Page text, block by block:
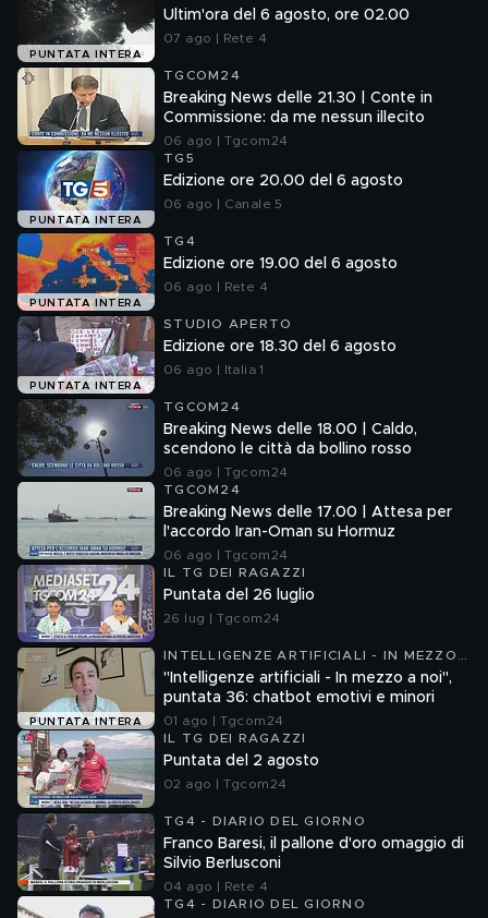
PUNTATA INTERA
Ultim'ora del 6 agosto, ore 02.00
07 ago | Rete 4
TGCOM24
Breaking News delle 21.30 | Conte in
Commissione: da me nessun illecito
06 ago | Tgcom24
PUNTATA INTERA
TG5
Edizione ore 20.00 del 6 agosto
06 ago | Canale 5
PUNTATA INTERA
TG4
Edizione ore 19.00 del 6 agosto
06 ago | Rete 4
PUNTATA INTERA
STUDIO APERTO
Edizione ore 18.30 del 6 agosto
06 ago | Italia 1
TGCOM24
Breaking News delle 18.00 | Caldo,
scendono le città da bollino rosso
06 ago | Tgcom24
TGCOM24
Breaking News delle 17.00 | Attesa per
l'accordo Iran-Oman su Hormuz
06 ago | Tgcom24
IL TG DEI RAGAZZI
Puntata del 26 luglio
26 lug | Tgcom24
PUNTATA INTERA
INTELLIGENZE ARTIFICIALI - IN MEZZO
A NOI
"Intelligenze artificiali - In mezzo a noi",
puntata 36: chatbot emotivi e minori
01 ago | Tgcom24
IL TG DEI RAGAZZI
Puntata del 2 agosto
02 ago | Tgcom24
TG4 - DIARIO DEL GIORNO
Franco Baresi, il pallone d'oro omaggio di
Silvio Berlusconi
04 ago | Rete 4
TG4 - DIARIO DEL GIORNO